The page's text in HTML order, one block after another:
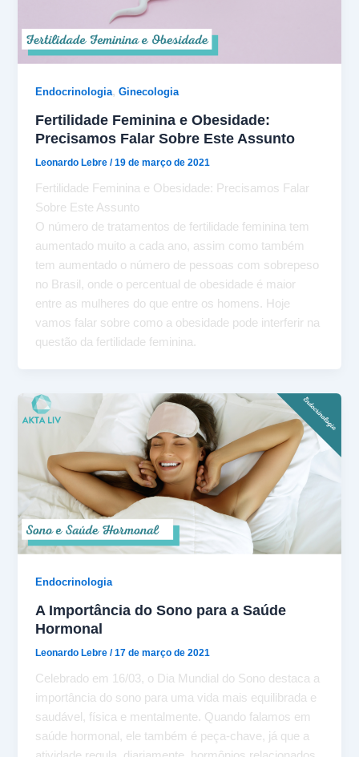
Endocrinologia,Ginecologia
Fertilidade Feminina e Obesidade:
Precisamos Falar Sobre Este Assunto
Leonardo Lebre/19 de março de 2021
Fertilidade Feminina e Obesidade: Precisamos Falar
Sobre Este Assunto
O número de tratamentos de fertilidade feminina tem
aumentado muito a cada ano, assim como também
tem aumentado o número de pessoas com sobrepeso
no Brasil, onde o percentual de obesidade é maior
entre as mulheres do que entre os homens. Hoje
vamos falar sobre como a obesidade pode interferir na
questão da fertilidade feminina.
Endocrinologia
A Importância do Sono para a Saúde
Hormonal
Leonardo Lebre/17 de março de 2021
Celebrado em 16/03, o Dia Mundial do Sono destaca a
importância do sono para uma vida mais equilibrada e
saudável, física e mentalmente. Quando falamos em
saúde hormonal, ele também é peça-chave, já que a